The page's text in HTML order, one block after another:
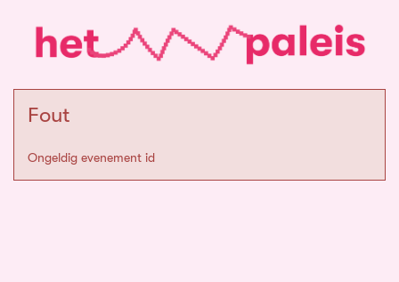
Fout
Ongeldig evenement id